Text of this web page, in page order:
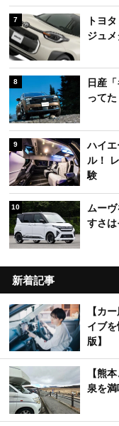
7
トヨ
ジュ
8
日産
って
9
ハイエ
ル！
験
10
ムー
すさ
新着記事
【カ
イブ
版】
【熊
泉を